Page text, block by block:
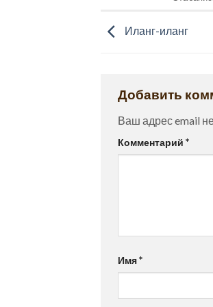
Иланг-иланг
Добавить
Ваш адрес email
Комментарий *
Имя*